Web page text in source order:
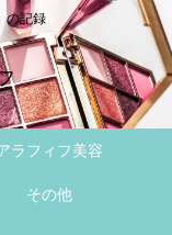
の記録
ラフィフ美容
その他